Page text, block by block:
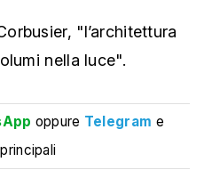
"l’architettura
nella luce".
oppure Telegram e